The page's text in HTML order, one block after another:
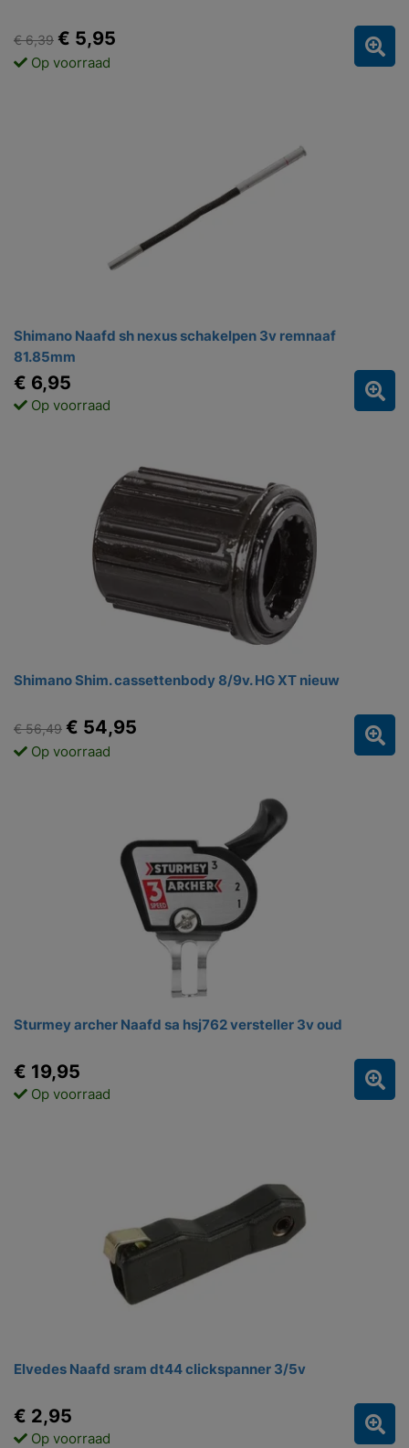
€ 6,39 € 5,95
Op voorraad
Shimano Naafd sh nexus schakelpen 3v remnaaf
81.85mm
€ 6,95
Op voorraad
Shimano Shim. cassettenbody 8/9v. HG XT nieuw
€ 56,49 € 54,95
Op voorraad
Sturmey archer Naafd sa hsj762 versteller 3v oud
€ 19,95
Op voorraad
Elvedes Naafd sram dt44 clickspanner 3/5v
€ 2,95
Op voorraad